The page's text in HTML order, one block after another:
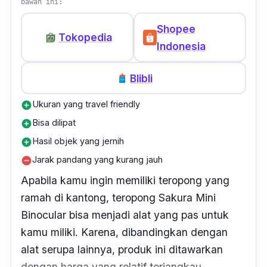
bawah ini:
Tokopedia
Shopee
Indonesia
Blibli
add_circleUkuran yang travel friendly
add_circleBisa dilipat
add_circleHasil objek yang jernih
remove_circleJarak pandang yang kurang jauh
Apabila kamu ingin memiliki teropong yang
ramah di kantong, teropong Sakura Mini
Binocular bisa menjadi alat yang pas untuk
kamu miliki. Karena, dibandingkan dengan
alat serupa lainnya, produk ini ditawarkan